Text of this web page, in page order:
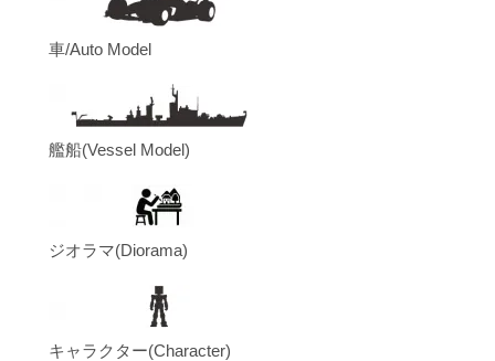
車/Auto Model
艦船(Vessel Model)
ジオラマ(Diorama)
キャラクター(Character)